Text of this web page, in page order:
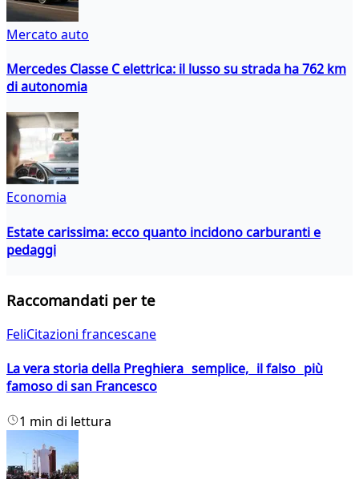
Mercato auto
Mercedes Classe C elettrica: il lusso su strada ha 762 km
di autonomia
Economia
Estate carissima: ecco quanto incidono carburanti e
pedaggi
Raccomandati per te
FeliCitazioni francescane
La vera storia della Preghiera semplice, il falso più
famoso di san Francesco
1 min di lettura